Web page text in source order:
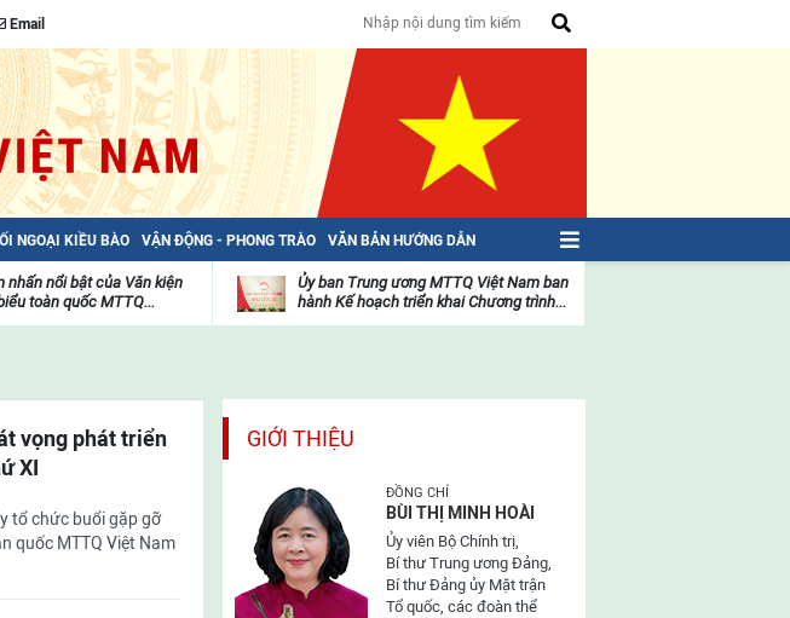
Email
NGOẠI KIỀU BÀO VẬN ĐỘNG - PHONG TRÀO VĂN BẢN HƯỚNG DẪN
nhấn nổi bật của Văn kiện
toàn quốc MTTQ...
mặt
trận
Ủy ban Trung ương MTTQ Việt Nam ban
hành Kế hoạch triển khai Chương trình...
vọng phát triển
XI
tổ chức buổi gặp gỡ
quốc MTTQ Việt Nam
GIỚI THIỆU
ĐỒNG CHÍ
BÙI THỊ MINH HOÀI
Ủy viên Bộ Chính trị,
Bí thư Trung ương Đảng,
Bí thư Đảng ủy Mặt trận
Tổ quốc, các đoàn thể